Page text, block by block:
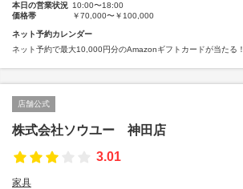
本日の営業状況 10:00〜18:00
価格帯
￥70,000〜￥100,000
ネット予約カレンダー
ネット予約で最大10,000円分のAmazonギフトカードが当たる！
店舗公式
株式会社ソウユー 神田店
3.01
家具